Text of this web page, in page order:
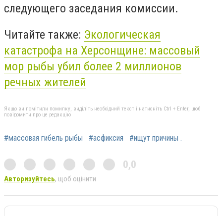
следующего заседания комиссии.
Читайте также: Экологическая
катастрофа на Херсонщине: массовый
мор рыбы убил более 2 миллионов
речных жителей
Якщо ви помітили помилку, виділіть необхідний текст і натисніть Ctrl + Enter, щоб
повідомити про це редакцію
#массовая гибель рыбы #асфиксия #ищут причины .
0,0
Авторизуйтесь, щоб оцінити